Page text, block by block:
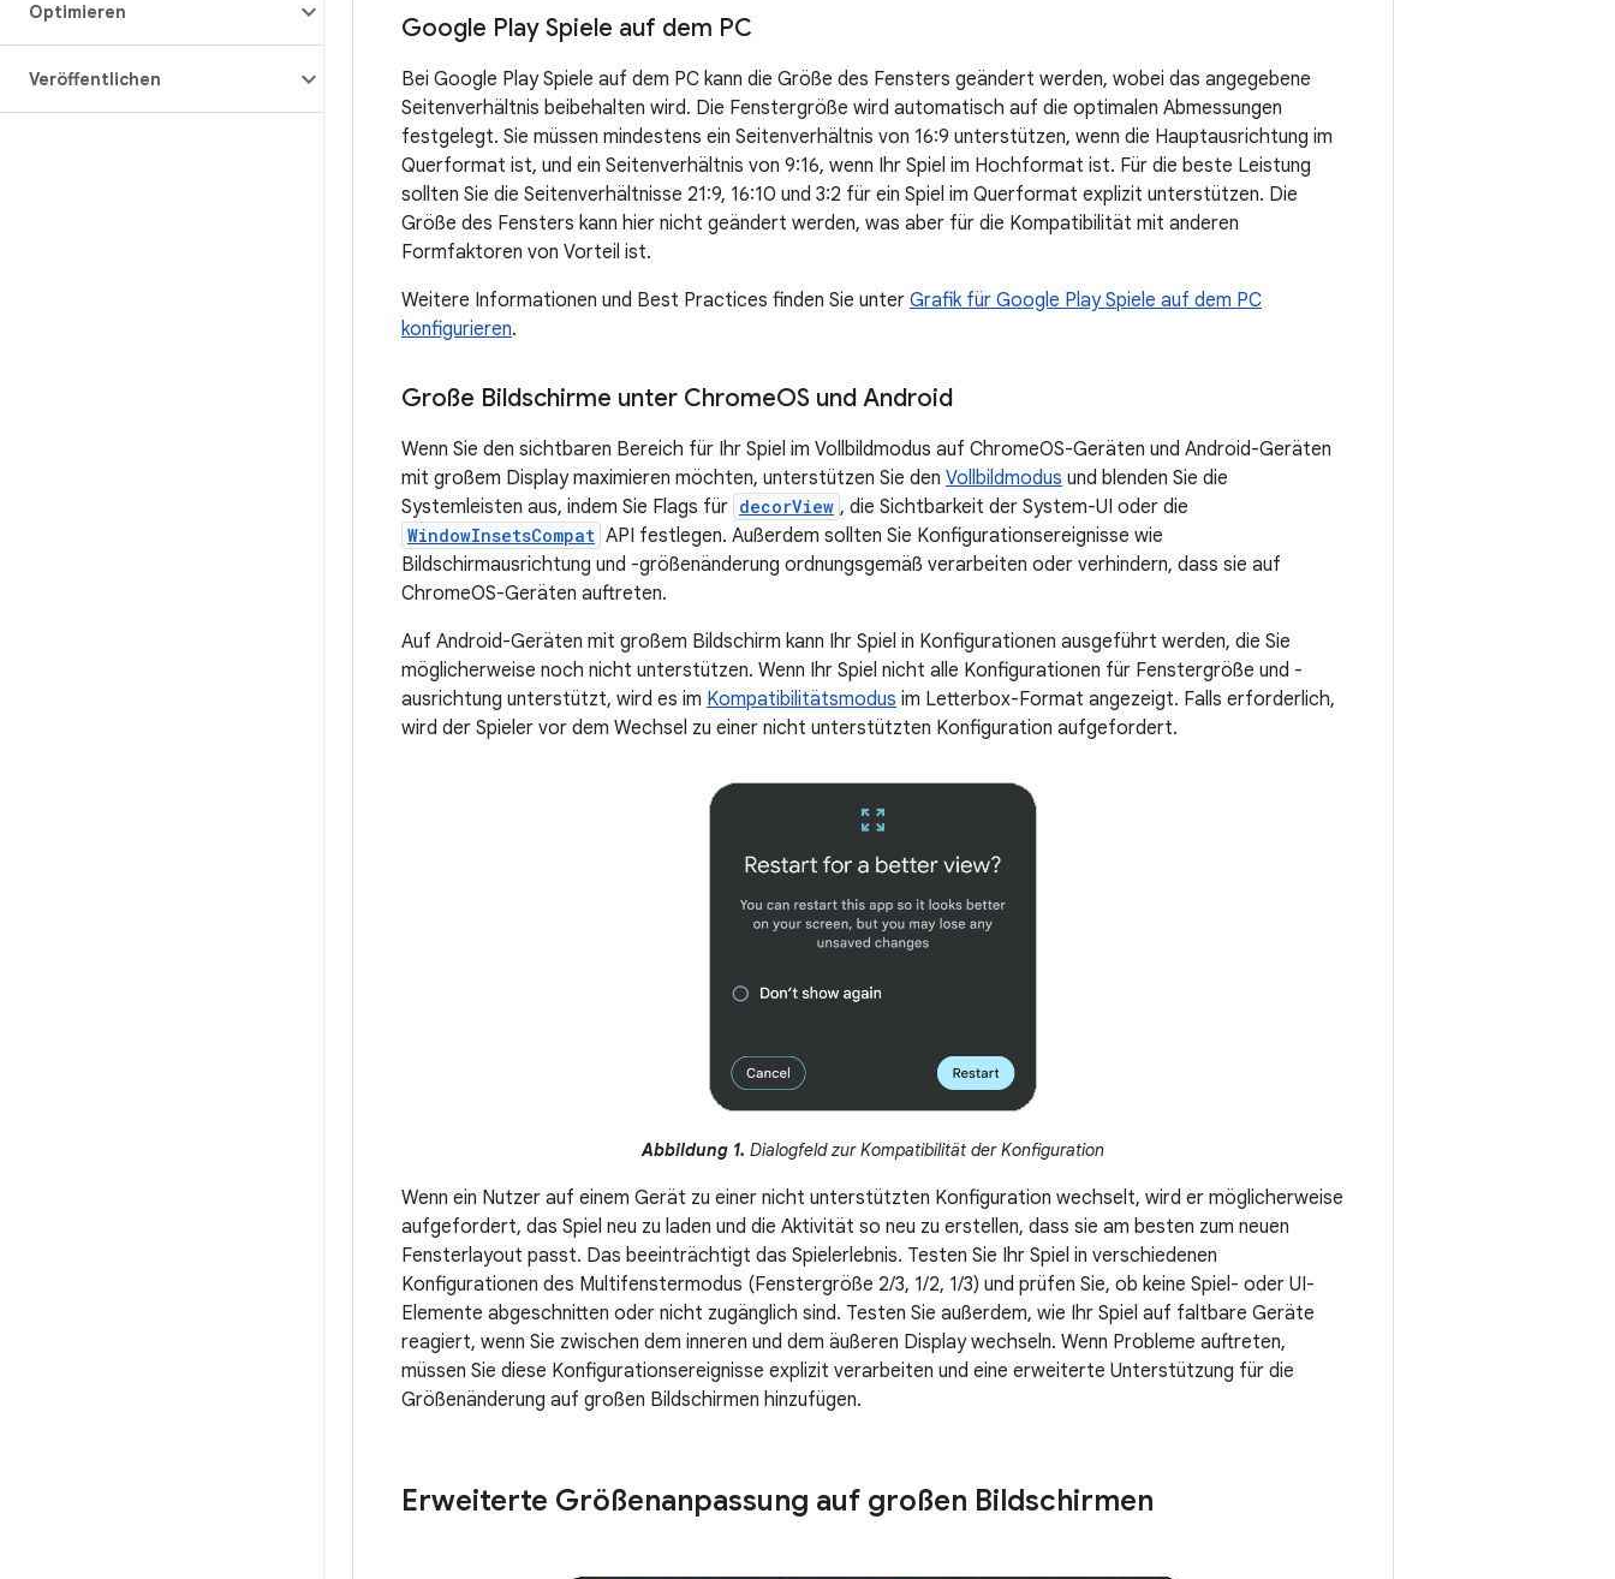
Optimieren
Veröffentlichen
Google Play Spiele auf dem PC
Bei Google Play Spiele auf dem PC kann die Größe des Fensters geändert werden, wobei das angegebene
Seitenverhältnis beibehalten wird. Die Fenstergröße wird automatisch auf die optimalen Abmessungen
festgelegt. Sie müssen mindestens ein Seitenverhältnis von 16:9 unterstützen, wenn die Hauptausrichtung im
Querformat ist, und ein Seitenverhältnis von 9:16, wenn Ihr Spiel im Hochformat ist. Für die beste Leistung
sollten Sie die Seitenverhältnisse 21:9, 16:10 und 3:2 für ein Spiel im Querformat explizit unterstützen. Die
Größe des Fensters kann hier nicht geändert werden, was aber für die Kompatibilität mit anderen
Formfaktoren von Vorteil ist.
Weitere Informationen und Best Practices finden Sie unter Grafik für Google Play Spiele auf dem PC
konfigurieren.
Große Bildschirme unter ChromeOS und Android
Wenn Sie den sichtbaren Bereich für Ihr Spiel im Vollbildmodus auf ChromeOS-Geräten und Android-Geräten
mit großem Display maximieren möchten, unterstützen Sie den Vollbildmodus und blenden Sie die
Systemleisten aus, indem Sie Flags für decorView , die Sichtbarkeit der System-UI oder die
WindowInsetsCompat API festlegen. Außerdem sollten Sie Konfigurationsereignisse wie
Bildschirmausrichtung und -größenänderung ordnungsgemäß verarbeiten oder verhindern, dass sie auf
ChromeOS-Geräten auftreten.
Auf Android-Geräten mit großem Bildschirm kann Ihr Spiel in Konfigurationen ausgeführt werden, die Sie
möglicherweise noch nicht unterstützen. Wenn Ihr Spiel nicht alle Konfigurationen für Fenstergröße und -
ausrichtung unterstützt, wird es im Kompatibilitätsmodus im Letterbox-Format angezeigt. Falls erforderlich,
wird der Spieler vor dem Wechsel zu einer nicht unterstützten Konfiguration aufgefordert.
Abbildung 1. Dialogfeld zur Kompatibilität der Konfiguration
Wenn ein Nutzer auf einem Gerät zu einer nicht unterstützten Konfiguration wechselt, wird er möglicherweise
aufgefordert, das Spiel neu zu laden und die Aktivität so neu zu erstellen, dass sie am besten zum neuen
Fensterlayout passt. Das beeinträchtigt das Spielerlebnis. Testen Sie Ihr Spiel in verschiedenen
Konfigurationen des Multifenstermodus (Fenstergröße 2/3, 1/2, 1/3) und prüfen Sie, ob keine Spiel- oder UI-
Elemente abgeschnitten oder nicht zugänglich sind. Testen Sie außerdem, wie Ihr Spiel auf faltbare Geräte
reagiert, wenn Sie zwischen dem inneren und dem äußeren Display wechseln. Wenn Probleme auftreten,
müssen Sie diese Konfigurationsereignisse explizit verarbeiten und eine erweiterte Unterstützung für die
Größenänderung auf großen Bildschirmen hinzufügen.
Erweiterte Größenanpassung auf großen Bildschirmen